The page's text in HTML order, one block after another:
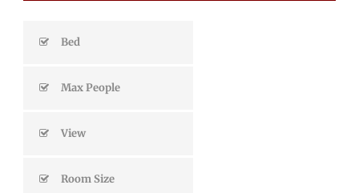
Bed
Max People
View
Room Size